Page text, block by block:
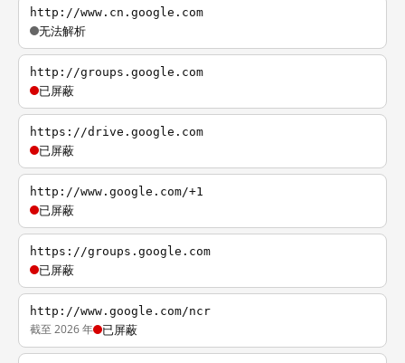
http://www.cn.google.com
无法解析
http://groups.google.com
已屏蔽
https://drive.google.com
已屏蔽
http://www.google.com/+1
已屏蔽
https://groups.google.com
已屏蔽
http://www.google.com/ncr
截至 2026 年 已屏蔽